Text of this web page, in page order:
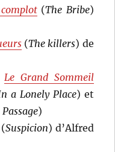
(The Bribe)
(The killers) de
Le Grand Sommeil
a Lonely Place) et
)
Suspicion) d’Alfred